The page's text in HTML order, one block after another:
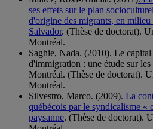
ses effets sur le plan
d'origine des migrants, en milieu
Salvador. (Thèse de doctorat).
Montréal.
Saghie, Nada. (2010). Le
d'immigration : une étude sur les
Montréal. (Thèse de doctorat).
Montréal.
Silvestro, Marco. (2009). La
québécois par le syndicalisme «
paysanne. (Thèse de doctorat).